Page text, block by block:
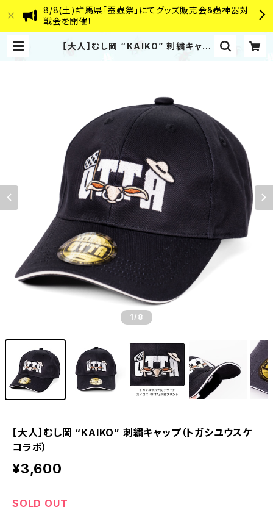
8/8(土)群馬県「蚕蟲祭」にてグッズ販売会&蟲神器対
戦会を開催！
【大人】むし岡 “KAIKO” 刺繍キャッ
1 /8
【大人】むし岡 “KAIKO” 刺繍キャップ（トガシユウスケ
コラボ）
¥3,600
SOLD OUT